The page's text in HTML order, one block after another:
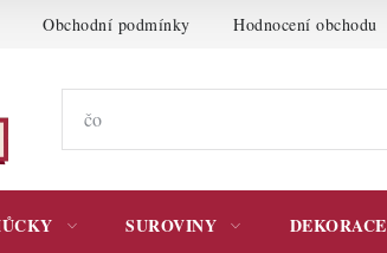
Obchodní podmínky Hodnocení obchodu
SUROVINY DEKORACE